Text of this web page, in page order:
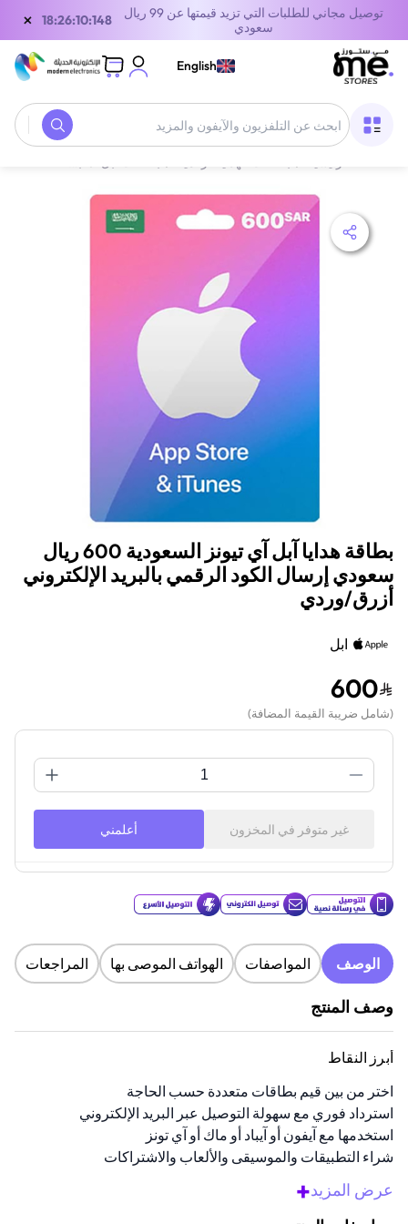
توصيل مجاني للطلبات التي تزيد قيمتها عن 99 ريال
سعودي
18:26:10:148
×
English
بطاقة هدايا آبل آي تيونز السعودية 600 ريال
سعودي إرسال الكود الرقمي بالبريد الإلكتروني
أزرق/وردي
ابل
600
(شامل ضريبة القيمة المضافة)
غير متوفر في المخزون أعلمني
الوصف المواصفات الهواتف الموصى بها المراجعات
وصف المنتج
أبرز النقاط
اختر من بين قيم بطاقات متعددة حسب الحاجة
استرداد فوري مع سهولة التوصيل عبر البريد الإلكتروني
استخدمها مع آيفون أو آيباد أو ماك أو آي تونز
شراء التطبيقات والموسيقى والألعاب والاشتراكات
مثالية لأعياد الميلاد أو المكافآت أو لحظات الإهداء
عرض المزيد+